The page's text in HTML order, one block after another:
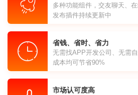
多种功能组件，交友聊天、
发布插件持续更新中
省钱、省时、省力
无需找APP开发公司、无需
成本均可节省90%
市场认可度高